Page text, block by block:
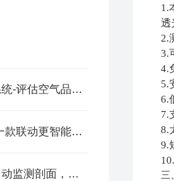
公园负氧离子监测系统-评估空气品质的景区负氧离子监测仪2025全+境+派+送
气象环境监测系统-一款联动更智能的一体式超声波气象站2025全+境+派+送
管式自动监测仪：自动监测剖面，精准采集数据
1.
透
2.
3.
4.
5.
6.
7.
8.
9.
三